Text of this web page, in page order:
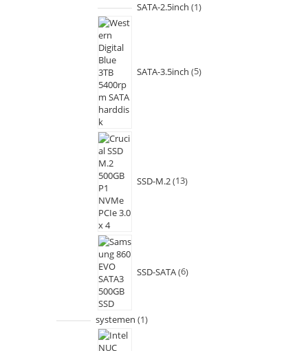
SATA-2.5inch 1
SATA-3.5inch 5
SSD-M.2 13
SSD-SATA 6
systemen 1